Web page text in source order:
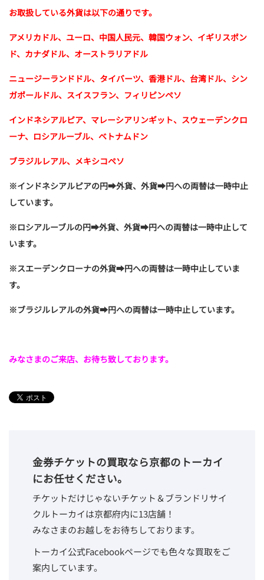
お取扱している外貨は以下の通りです。
アメリカドル、ユーロ、中国人民元、韓国ウォン、イギリスポン
ド、カナダドル、 オーストラリアドル
ニュージーランドドル、タイバーツ、香港ドル、台湾ドル、 シン
ガポールドル、スイスフラン、フィリピンペソ
インドネシアルピア、マレーシアリンギット、スウェーデンクロ
ーナ、 ロシアルーブル、ベトナムドン
ブラジルレアル、メキシコペソ
※インドネシアルピアの円➡外貨、外貨➡円への両替は一時中止
しています。
※ロシアルーブルの円➡外貨、外貨➡円への両替は一時中止して
います。
※スエーデンクローナの外貨➡円への両替は一時中止していま
す。
※ブラジルレアルの外貨➡円への両替は一時中止しています。
みなさまのご来店、お待ち致しております。
金券チケットの買取なら京都のトーカイ
にお任せください。
チケットだけじゃないチケット＆ブランドリサイ
クルトーカイは京都府内に13店舗！
みなさまのお越しをお待ちしております。
トーカイ公式Facebookページでも色々な買取をご
案内しています。